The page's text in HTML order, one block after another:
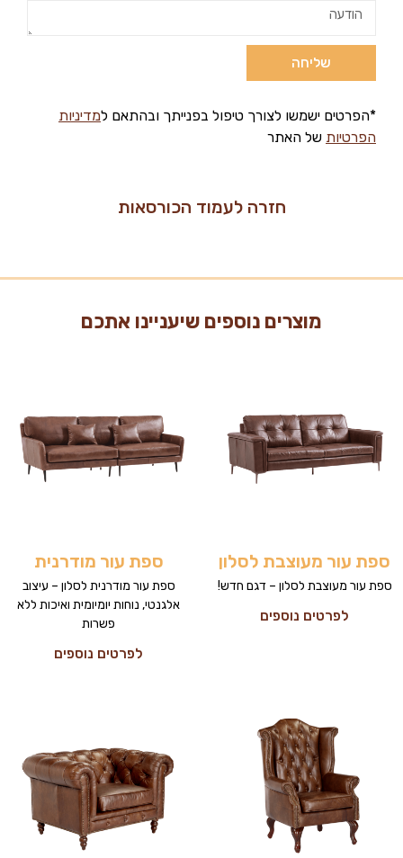
שליחה
*הפרטים ישמשו לצורך טיפול בפנייתך ובהתאם למדיניות
הפרטיות של האתר
חזרה לעמוד הכורסאות
מוצרים נוספים שיעניינו אתכם
ספת עור מעוצבת לסלון
ספת עור מעוצבת לסלון – דגם חדש!
לפרטים נוספים
ספת עור מודרנית
ספת עור מודרנית לסלון – עיצוב
אלגנטי, נוחות יומיומית ואיכות ללא
פשרות
לפרטים נוספים